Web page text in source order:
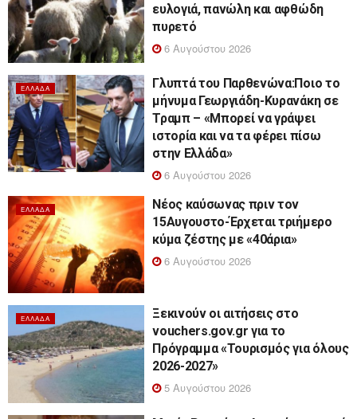
ευλογιά, πανώλη και αφθώδη
πυρετό
6 Αυγούστου 2026
ΕΛΛΆΔΑ
Γλυπτά του Παρθενώνα:Ποιο το
μήνυμα Γεωργιάδη-Κυρανάκη σε
Τραμπ – «Μπορεί να γράψει
ιστορία και να τα φέρει πίσω
στην Ελλάδα»
6 Αυγούστου 2026
ΕΛΛΆΔΑ
Νέος καύσωνας πριν τον
15Αυγουστο-Έρχεται τριήμερο
κύμα ζέστης με «40άρια»
6 Αυγούστου 2026
ΕΛΛΆΔΑ
Ξεκινούν οι αιτήσεις στο
vouchers.gov.gr για το
Πρόγραμμα «Τουρισμός για όλους
2026-2027»
5 Αυγούστου 2026